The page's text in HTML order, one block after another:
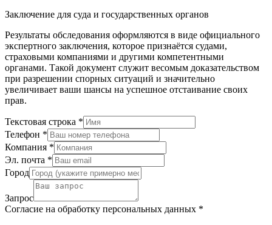
Заключение для суда и государственных органов
Результаты обследования оформляются в виде официального
экспертного заключения, которое признаётся судами,
страховыми компаниями и другими компетентными
органами. Такой документ служит весомым доказательством
при разрешении спорных ситуаций и значительно
увеличивает ваши шансы на успешное отстаивание своих
прав.
Текстовая строка *
Телефон *
Компания *
Эл. почта *
Город
Запрос
Согласие на обработку персональных данных *